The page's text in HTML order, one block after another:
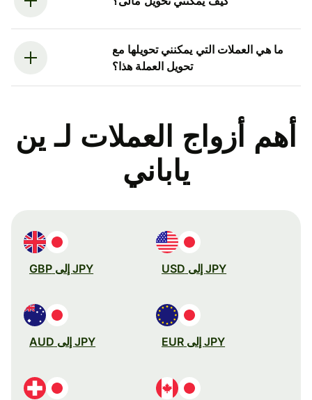
ما هي العملات التي يمكنني تحويلها مع
تحويل العملة هذا؟
أهم أزواج العملات لـ ين
ياباني
JPY إلى USD JPY إلى GBP
JPY إلى EUR JPY إلى AUD